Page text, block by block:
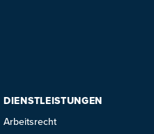
DIENSTLEISTUNGEN
Arbeitsrecht